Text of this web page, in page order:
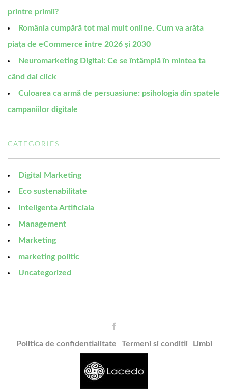
printre primii?
România cumpără tot mai mult online. Cum va arăta
piața de eCommerce între 2026 și 2030
Neuromarketing Digital: Ce se întâmplă în mintea ta
când dai click
Culoarea ca armă de persuasiune: psihologia din spatele
campaniilor digitale
CATEGORIES
Digital Marketing
Eco sustenabilitate
Inteligenta Artificiala
Management
Marketing
marketing politic
Uncategorized
Politica de confidentialitate Termeni si conditii Limbi